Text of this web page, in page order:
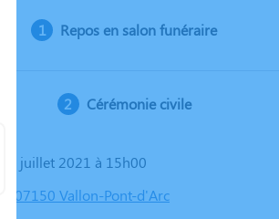
Repos en salon funéraire
Cérémonie civile
15 juillet 2021 à 15h00
07150 Vallon-Pont-d'Arc